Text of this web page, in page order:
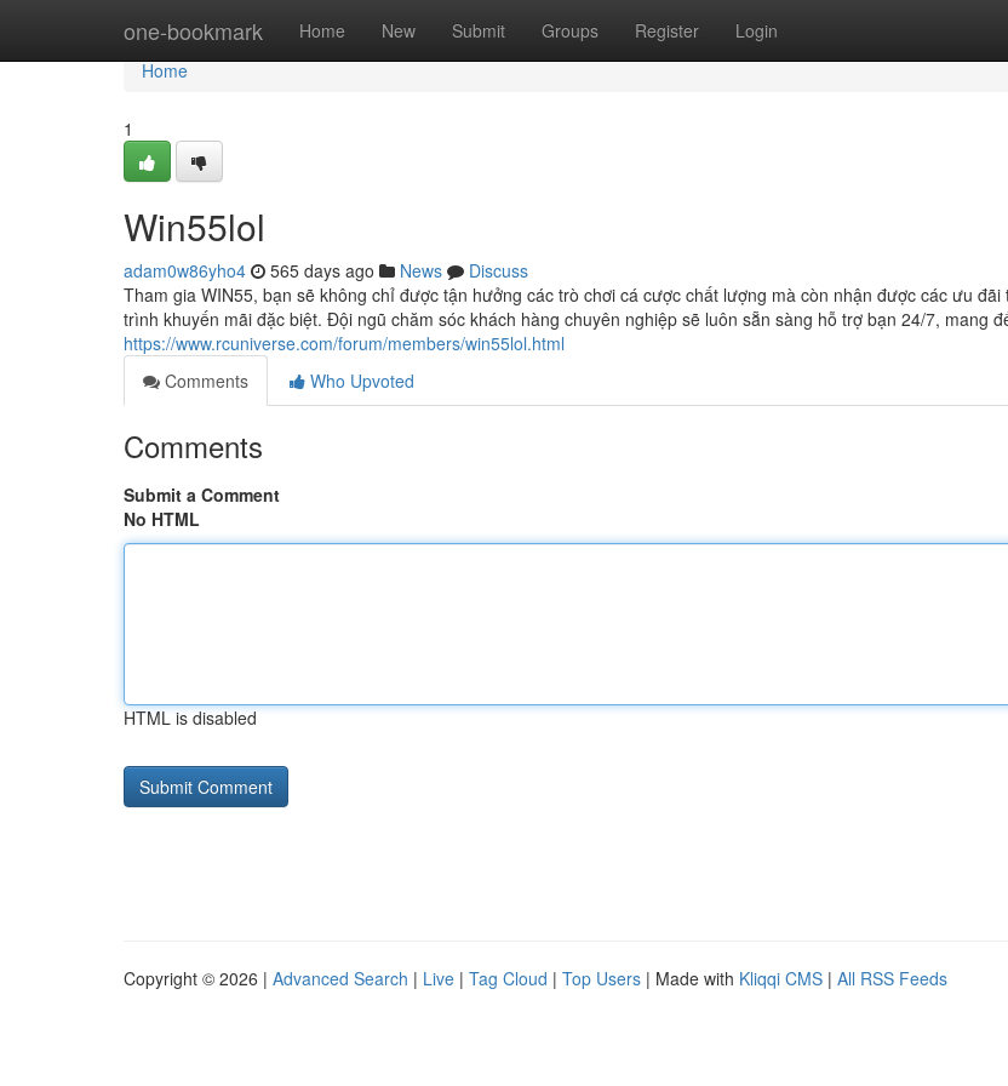
one-bookmark Home New Submit Groups Register Login
Home
Home
1
Win55lol
adam0w86yho4 565 days ago News
Discuss
Tham gia WIN55, bạn sẽ không chỉ được tận hưởng các trò chơi cá cược chất lượng mà còn nhận được các ưu
trình khuyến mãi đặc biệt. Đội ngũ chăm sóc khách hàng chuyên nghiệp sẽ luôn sẵn sàng hỗ trợ bạn 24/7, mang
https://www.rcuniverse.com/forum/members/win55lol.html
Comments
Who Upvoted
Comments
Submit a Comment
No HTML
HTML is disabled
Copyright © 2026 | Advanced Search | Live | Tag Cloud | Top Users | Made with Kliqqi CMS | All RSS Feeds